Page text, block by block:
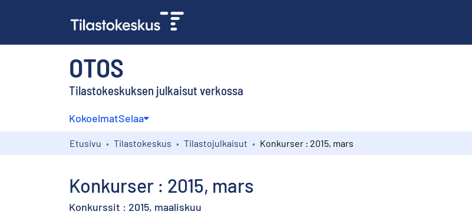
OTOS
Tilastokeskuksen julkaisut verkossa
KokoelmatSelaa
Etusivu Tilastokeskus Tilastojulkaisut Konkurser : 2015, mars
Konkurser : 2015, mars
Konkurssit : 2015, maaliskuu